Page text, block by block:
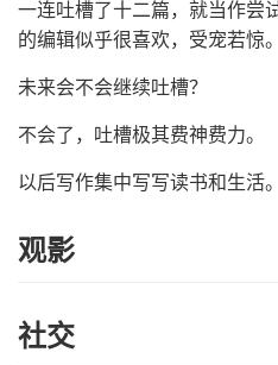
一连吐槽了十二篇，就当作尝
的编辑似乎很喜欢，受宠若惊。
未来会不会继续吐槽？
不会了，吐槽极其费神费力。
以后写作集中写写读书和生活。
观影
社交